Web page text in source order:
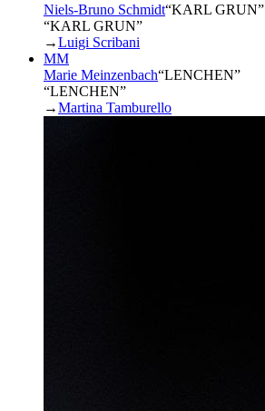
Niels-Bruno Schmidt“KARL GRUN”
“KARL GRUN”
→Luigi Scribani
MM
Marie Meinzenbach“LENCHEN”
“LENCHEN”
→Martina Tamburello